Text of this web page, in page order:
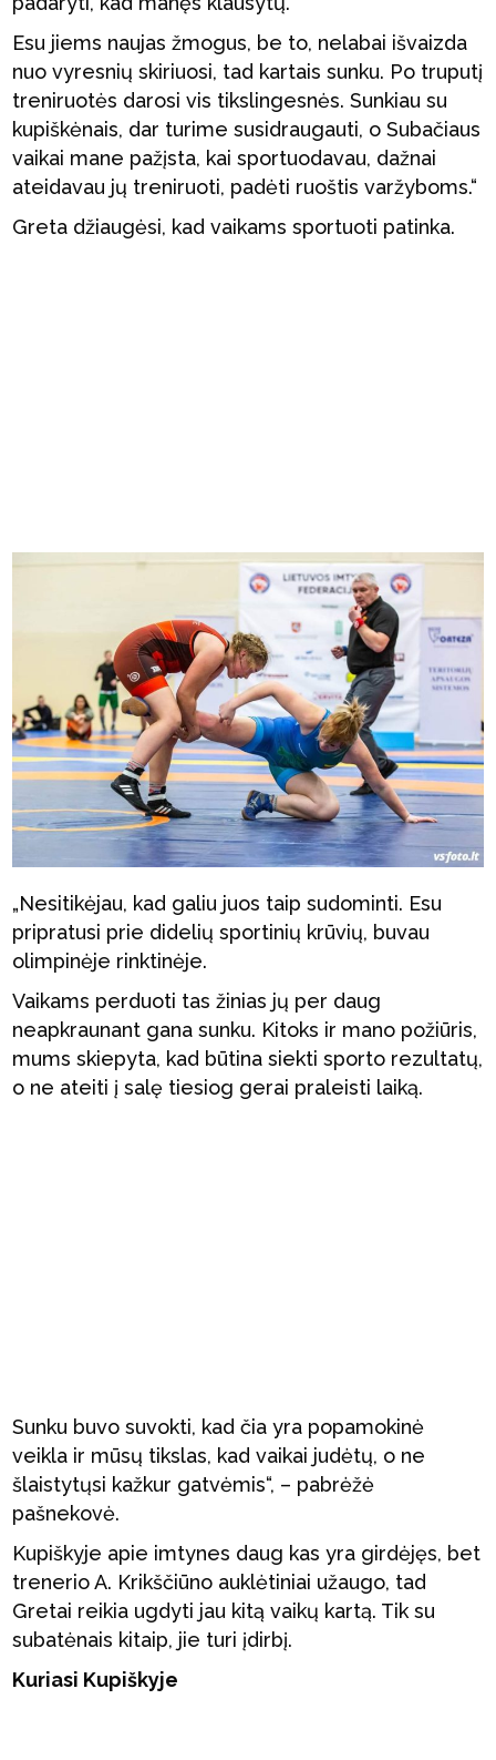
Esu jiems naujas žmogus, be to, nelabai išvaizda
nuo vyresnių skiriuosi, tad kartais sunku. Po truputį
treniruotės darosi vis tikslingesnės. Sunkiau su
kupiškėnais, dar turime susidraugauti, o Subačiaus
vaikai mane pažįsta, kai sportuodavau, dažnai
ateidavau jų treniruoti, padėti ruoštis varžyboms.“
Greta džiaugėsi, kad vaikams sportuoti patinka.
„Nesitikėjau, kad galiu juos taip sudominti. Esu
pripratusi prie didelių sportinių krūvių, buvau
olimpinėje rinktinėje.
Vaikams perduoti tas žinias jų per daug
neapkraunant gana sunku. Kitoks ir mano požiūris,
mums skiepyta, kad būtina siekti sporto rezultatų,
o ne ateiti į salę tiesiog gerai praleisti laiką.
Sunku buvo suvokti, kad čia yra popamokinė
veikla ir mūsų tikslas, kad vaikai judėtų, o ne
šlaistytųsi kažkur gatvėmis“, – pabrėžė
pašnekovė.
Kupiškyje apie imtynes daug kas yra girdėjęs, bet
trenerio A. Krikščiūno auklėtiniai užaugo, tad
Gretai reikia ugdyti jau kitą vaikų kartą. Tik su
subatėnais kitaip, jie turi įdirbį.
Kuriasi Kupiškyje